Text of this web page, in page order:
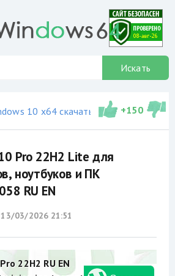
Искать
10 x64 скачать торрент»сборки
+150
Pro 22H2 Lite для
ноутбуков и ПК
RU EN
13/03/2026 21:51
22H2 RU EN